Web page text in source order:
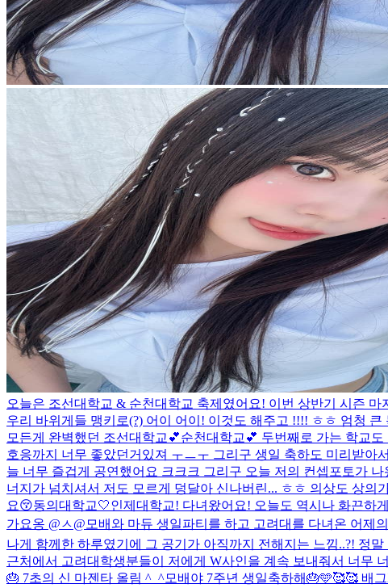
오늘은 조선대학교 & 순천대학교 축제였어요! 이번 상반기 시즌
우리 바위게들 맹키로(?) 어이 어이! 이것도 해주고 !!!! ㅎㅎ 엄청
모든게 완벽했던 조선대학교💕순천대학교💕 두번째로 가는 학교
호응까지 너무 좋았던거있져 ㅜㅡㅜ 그리구 생일 축하도 미리받아
늘 너무 즐겁게 공연했어요 크크크 그리구 오늘 저의 컨셉포토가
너지가 넘치셔서 저도 모르게 덩달아 신나버린... ㅎㅎ 의상도 상
요😚동의대학교🤍인제대학교! 다녀왔어요! 오늘도 역시나 화끈하
가요옹 @ㅅ@ 모배와 마듀 생일파티를 하고 고려대를 다녀온 어제
나게 함께한 하루였기에 그 공기가 아직까지 전해지는 느낌..?! 정
근처에서 고려대학생분들이 저에게 W사인을 계속 보내줘서 너무
🎂 7초의 신 마젠타 올림 ^_^모배야 7주년 생일축하해🎂🩵🥰🥰 배